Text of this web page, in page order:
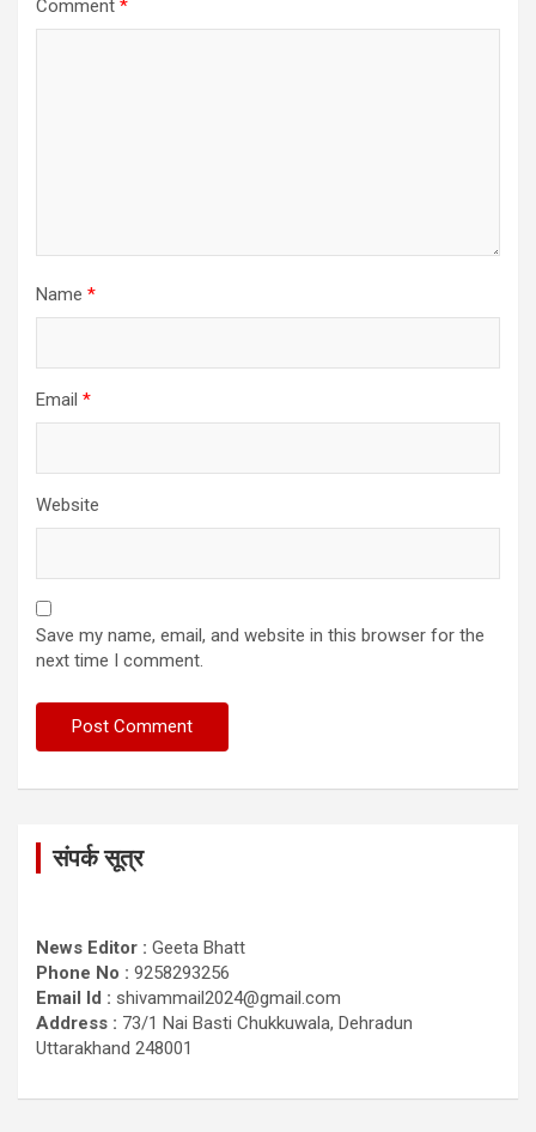
Comment *
Name *
Email *
Website
Save my name, email, and website in this browser for the
next time I comment.
संपर्क सूत्र
News Editor : Geeta Bhatt
Phone No : 9258293256
Email Id : shivammail2024@gmail.com
Address : 73/1 Nai Basti Chukkuwala, Dehradun
Uttarakhand 248001